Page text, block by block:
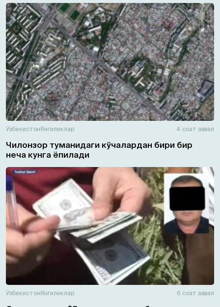
ЎзбекистонЯнгиликлар 4 соат аввал
Чилонзор туманидаги кўчалардан бири бир
неча кунга ёпилади
ЎзбекистонЯнгиликлар 6 соат аввал